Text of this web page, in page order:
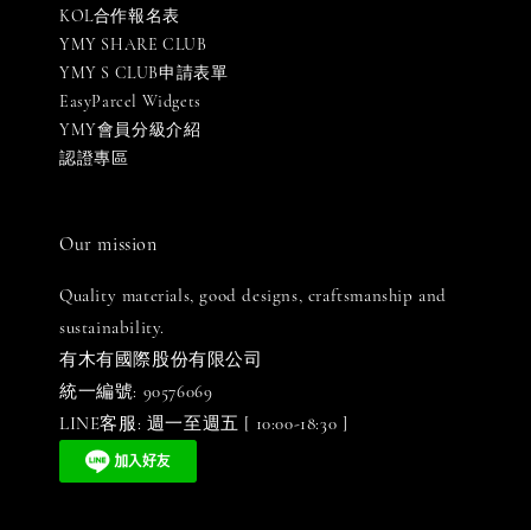
KOL合作報名表
YMY SHARE CLUB
YMY S CLUB申請表單
EasyParcel Widgets
YMY會員分級介紹
認證專區
Our mission
Quality materials, good designs, craftsmanship and
sustainability.
有木有國際股份有限公司
統一編號: 90576069
LINE客服: 週一至週五 [ 10:00-18:30 ]